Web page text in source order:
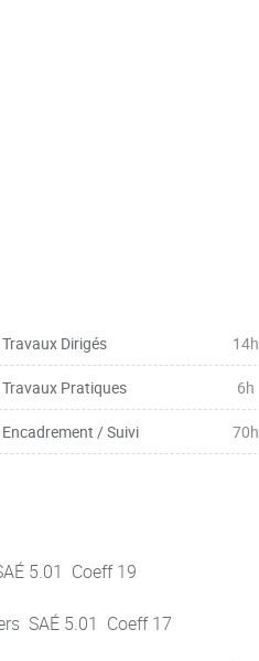
Travaux Dirigés 14h
Travaux Pratiques 6h
Encadrement / Suivi 70h
5.01 Coeff 19
SAÉ 5.01 Coeff 17